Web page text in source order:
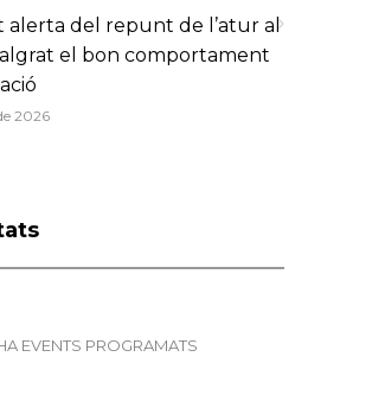
alerta del repunt de l’atur al
el bon comportament
2026
EVENTS PROGRAMATS